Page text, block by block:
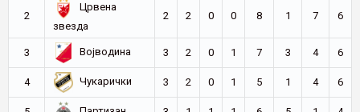
2
Црвена
звезда
2 2 0 0 8 1 7 6
3 Војводина 3 2 0 1 7 3 4 6
4 Чукарички 3 2 0 1 5 1 4 6